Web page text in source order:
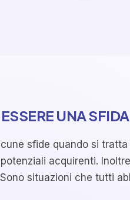
UNA
sfide quando si
acquirenti.
situazioni che tutti